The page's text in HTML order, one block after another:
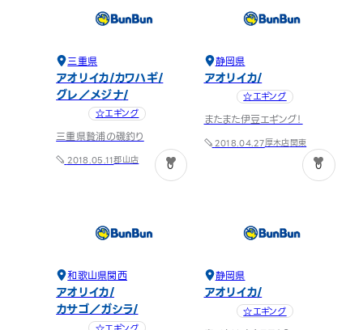
三重県
アオリイカ カワハギ
グレ／メジナ
☆エギング
三重県贄浦の磯釣り
2018.05.11郡山店 0
静岡県
アオリイカ
☆エギング
またまた伊豆エギング！
2018.04.27厚木店関東
0
和歌山県関西
アオリイカ
カサゴ／ガシラ
静岡県
アオリイカ
☆エギング